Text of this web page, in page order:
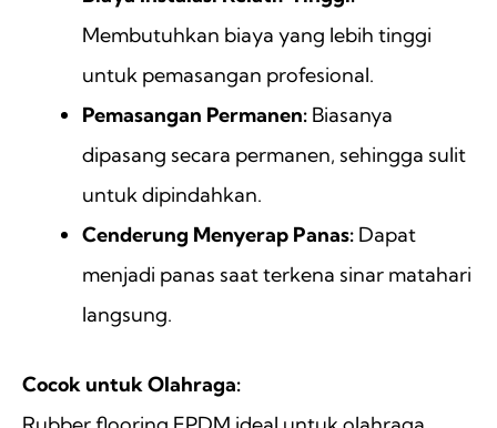
Membutuhkan biaya yang lebih tinggi
untuk pemasangan profesional.
Pemasangan Permanen: Biasanya
dipasang secara permanen, sehingga sulit
untuk dipindahkan.
Cenderung Menyerap Panas: Dapat
menjadi panas saat terkena sinar matahari
langsung.
Cocok untuk Olahraga: